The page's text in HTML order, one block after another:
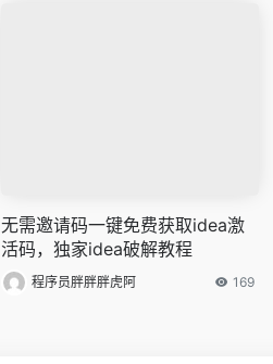
无需邀请码一键免费获取idea激
活码，独家idea破解教程
程序员胖胖胖虎阿 169